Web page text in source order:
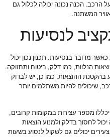
הרכב. הכנה נכונה יכולה לכלול גם
המשתנה.
לנסיעות
מדובר בנסיעות. תכנון נכון יכול
הנלוות, כמו דלק, ביטוח ותחזוקה.
בהקטנת ההוצאות. כמו כן, יש לבדוק
שיכולים להיות משתלמים יותר
מספר עצירות במקומות קרובים,
לחסוך בדלק ולמנוע הוצאות
יכולים גם לשקול לנסוע בשעות